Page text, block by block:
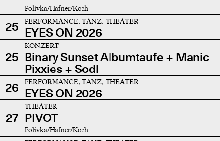
Polivka/Hafner/Koch
25 PERFORMANCE, TANZ, THEATER
EYES ON 2026
25
KONZERT
Binary Sunset Albumtaufe + Manic
Pixxies + Sodl
26
PERFORMANCE, TANZ, THEATER
EYES ON 2026
27
THEATER
PIVOT
Polivka/Hafner/Koch